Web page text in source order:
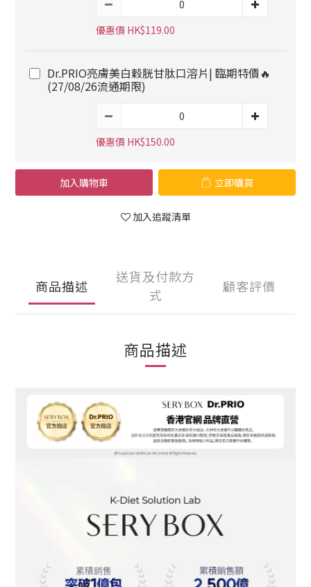
優惠價 HK$119.00
Dr.PRIO亮膚美白穀胱甘肽口溶片| 臨期特價🔥
(27/08/26流通期限)
優惠價 HK$150.00
加入購物車 立即購買
加入追蹤清單
商品描述
送貨及付款方
式
顧客評價
商品描述